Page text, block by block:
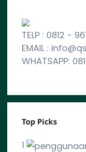
TELP : 0812 -
EMAIL :
WHATSAPP:
Top Picks
1